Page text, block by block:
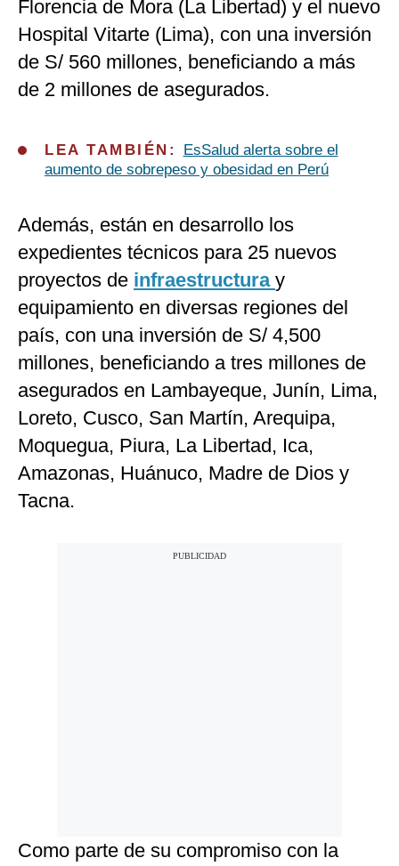
Florencia de Mora (La Libertad) y el nuevo
Hospital Vitarte (Lima), con una inversión
de S/ 560 millones, beneficiando a más
de 2 millones de asegurados.
LEA TAMBIÉN:
EsSalud alerta sobre el
aumento de sobrepeso y obesidad en Perú
Además, están en desarrollo los
expedientes técnicos para 25 nuevos
proyectos de infraestructura y
equipamiento en diversas regiones del
país, con una inversión de S/ 4,500
millones, beneficiando a tres millones de
asegurados en Lambayeque, Junín, Lima,
Loreto, Cusco, San Martín, Arequipa,
Moquegua, Piura, La Libertad, Ica,
Amazonas, Huánuco, Madre de Dios y
Tacna.
Como parte de su compromiso con la